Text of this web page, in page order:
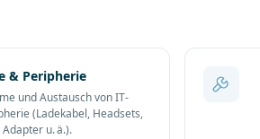
& Peripherie
und Austausch von IT-
(Ladekabel, Headsets,
u. ä.).